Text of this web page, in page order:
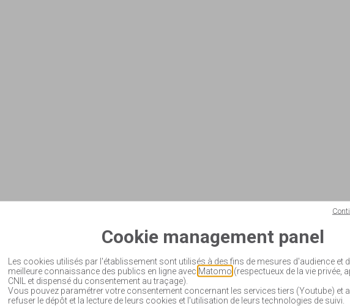
Cookie management panel
Les cookies utilisés par l'établissement sont utilisés à des fins de mesures d'audience et
meilleure connaissance des publics en ligne avec Matomo (respectueux de la vie privée,
CNIL et dispensé du consentement au traçage).
Vous pouvez paramétrer votre consentement concernant les services tiers (Youtube) et
refuser le dépôt et la lecture de leurs cookies et l'utilisation de leurs technologies de suivi.